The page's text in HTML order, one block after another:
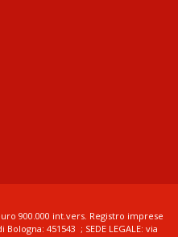
900.000 int.vers. Registro imprese
Bologna: 451543 ; SEDE LEGALE: via